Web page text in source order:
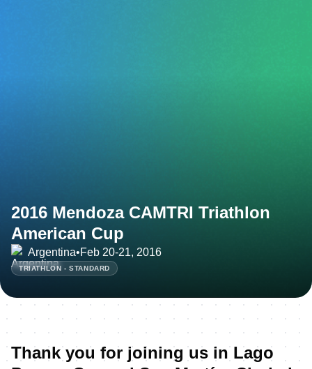
2016 Mendoza CAMTRI Triathlon
American Cup
Argentina•Feb 20-21, 2016
TRIATHLON - STANDARD
Thank you for joining us in Lago